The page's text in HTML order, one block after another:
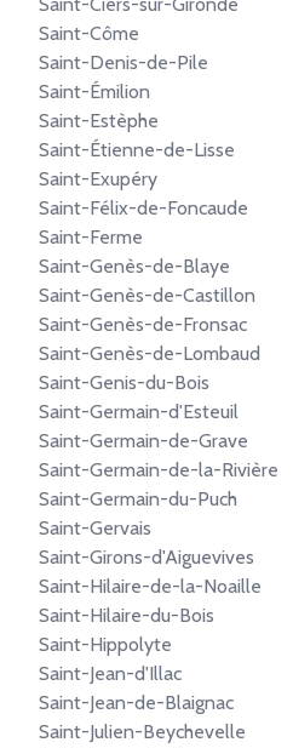
Saint-Côme
Saint-Denis-de-Pile
Saint-Émilion
Saint-Estèphe
Saint-Étienne-de-Lisse
Saint-Exupéry
Saint-Félix-de-Foncaude
Saint-Ferme
Saint-Genès-de-Blaye
Saint-Genès-de-Castillon
Saint-Genès-de-Fronsac
Saint-Genès-de-Lombaud
Saint-Genis-du-Bois
Saint-Germain-d'Esteuil
Saint-Germain-de-Grave
Saint-Germain-de-la-Rivière
Saint-Germain-du-Puch
Saint-Gervais
Saint-Girons-d'Aiguevives
Saint-Hilaire-de-la-Noaille
Saint-Hilaire-du-Bois
Saint-Hippolyte
Saint-Jean-d'Illac
Saint-Jean-de-Blaignac
Saint-Julien-Beychevelle